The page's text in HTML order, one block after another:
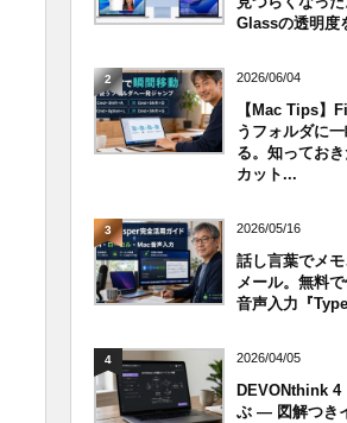
Glassの透明度
2 2026/06/04
【Mac Tips】
うフォルダに
る。知ってお
カット...
3 2026/05/16
話し言葉でメ
メール。無料
音声入力『
4 2026/04/05
DEVONthink 4
ぶ — 図解つき